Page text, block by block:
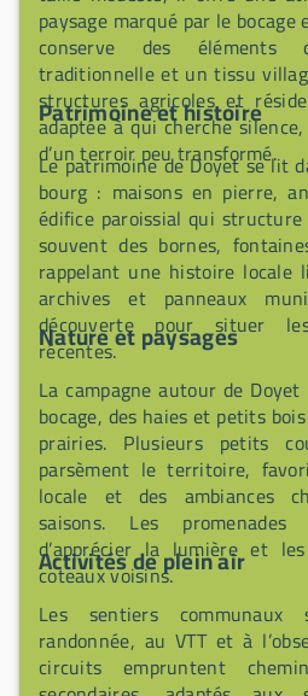
paysage marqué par le
conserve des éléments
traditionnelle et un tissu
structures agricoles et
adaptée à qui cherche
d’un terroir peu transformé.
Patrimoine et histoire
Le patrimoine de Doyet se lit
bourg : maisons en pierre,
édifice paroissial qui
souvent des bornes,
rappelant une histoire locale
archives et panneaux
découverte pour situer
récentes.
Nature et paysages
La campagne autour de
bocage, des haies et petits
prairies. Plusieurs petits
parsèment le territoire,
locale et des ambiances
saisons. Les
d’apprécier la lumière et
coteaux voisins.
Activités de plein air
Les sentiers
randonnée, au VTT et à
circuits empruntent